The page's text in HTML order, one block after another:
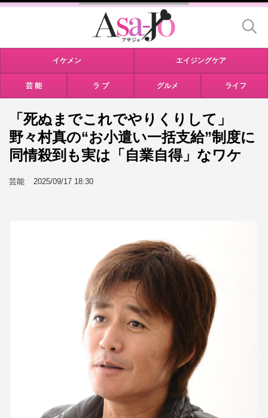
イケメン エイジングケア
芸 能 ラ ブ グルメ ライフ
「死ぬまでこれでやりくりして」
野々村真の“お小遣い一括支給”制度に
同情殺到も実は「自業自得」なワケ
芸能 2025/09/17 18:30